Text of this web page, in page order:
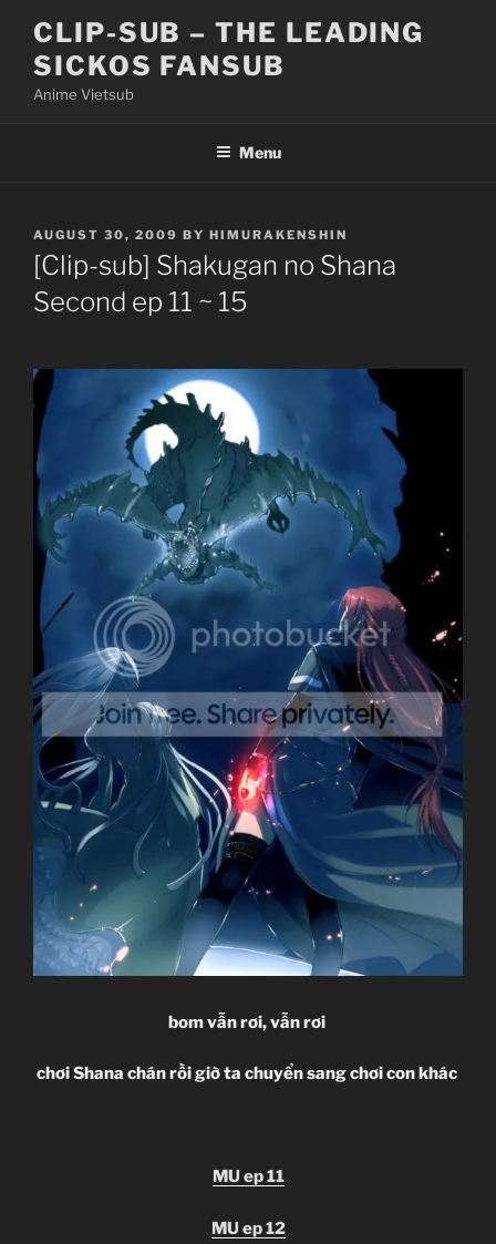
content
CLIP-SUB – THE LEADING
SICKOS FANSUB
Anime Vietsub
Menu
POSTED
ON
AUGUST 30, 2009 BY HIMURAKENSHIN
[Clip-sub] Shakugan no Shana
Second ep 11 ~ 15
bom vẫn rơi, vẫn rơi
chơi Shana chán rồi giờ ta chuyển sang chơi con khác
MU ep 11
MU ep 12